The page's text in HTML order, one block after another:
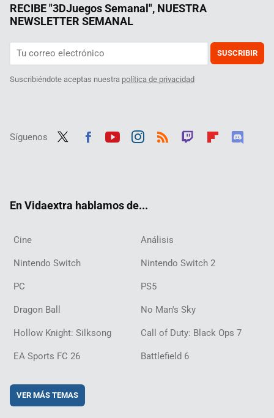
RECIBE "3DJuegos Semanal", NUESTRA
NEWSLETTER SEMANAL
SUSCRIBIR
Suscribiéndote aceptas nuestra política de privacidad
Síguenos
En Vidaextra hablamos de...
Cine Análisis
Nintendo Switch Nintendo Switch 2
PC PS5
Dragon Ball No Man's Sky
Hollow Knight: Silksong Call of Duty: Black Ops 7
EA Sports FC 26 Battlefield 6
VER MÁS TEMAS